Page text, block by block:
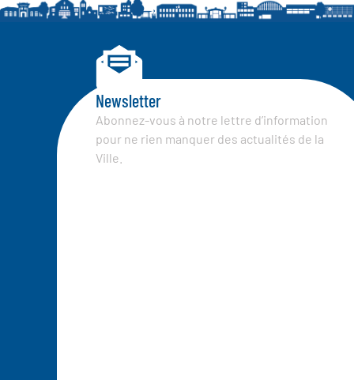
Newsletter
Abonnez-vous à notre lettre d’information
pour ne rien manquer des actualités de la
Ville.